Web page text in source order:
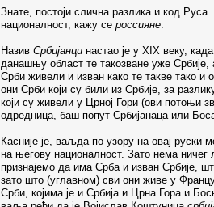
Знате, постоји слична разлика и код
националност, кажу се россияне
Назив Србијанци настао је у XIX веку,
данашњу област те такозване уже
Срби живели и изван како те такве тако и
они Срби који су били из Србије, за
који су живели у Црној Гори (ови потоњи
одредница, баш попут Србијанаца или
Касније је, ваљда по узору на овај руски
на његову националност. Зато нема
признајемо да има Срба и изван Србије,
зато што (углавном) сви они живе у
Срби, којима је и Србија и Црна Гора и